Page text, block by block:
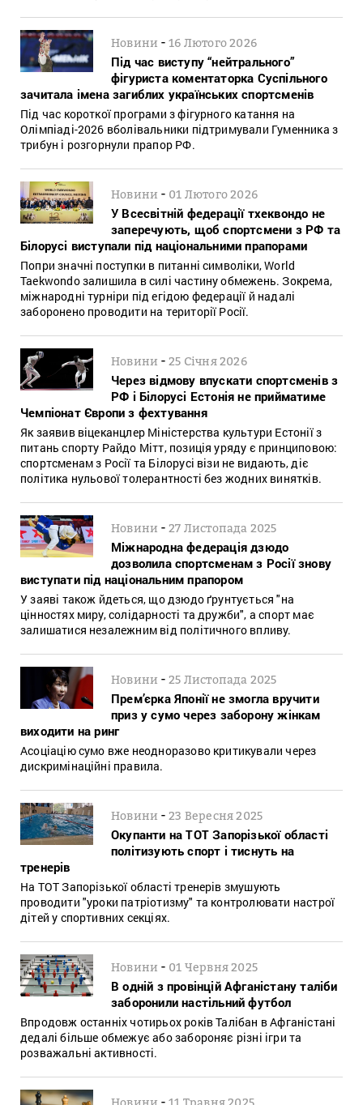
Новини -16 Лютого 2026
Під час виступу “нейтрального”
фігуриста коментаторка Суспільного
зачитала імена загиблих українських спортсменів
Під час короткої програми з фігурного катання на
Олімпіаді-2026 вболівальники підтримували Гуменника з
трибун і розгорнули прапор РФ.
Новини - 01 Лютого 2026
У Всесвітній федерації тхеквондо не
заперечують, щоб спортсмени з РФ та
Білорусі виступали під національними прапорами
Попри значні поступки в питанні символіки, World
Taekwondo залишила в силі частину обмежень. Зокрема,
міжнародні турніри під егідою федерації й надалі
заборонено проводити на території Росії.
Новини -25 Січня 2026
Через відмову впускати спортсменів з
РФ і Білорусі Естонія не прийматиме
Чемпіонат Європи з фехтування
Як заявив віцеканцлер Міністерства культури Естонії з
питань спорту Райдо Мітт, позиція уряду є принциповою:
спортсменам з Росії та Білорусі візи не видають, діє
політика нульової толерантності без жодних винятків.
Новини -27 Листопада 2025
Міжнародна федерація дзюдо
дозволила спортсменам з Росії знову
виступати під національним прапором
У заяві також йдеться, що дзюдо ґрунтується "на
цінностях миру, солідарності та дружби", а спорт має
залишатися незалежним від політичного впливу.
Новини -25 Листопада 2025
Прем’єрка Японії не змогла вручити
приз у сумо через заборону жінкам
виходити на ринг
Асоціацію сумо вже неодноразово критикували через
дискримінаційні правила.
Новини -23 Вересня 2025
Окупанти на ТОТ Запорізької області
політизують спорт і тиснуть на
тренерів
На ТОТ Запорізької області тренерів змушують
проводити "уроки патріотизму" та контролювати настрої
дітей у спортивних секціях.
Новини - 01 Червня 2025
В одній з провінцій Афганістану таліби
заборонили настільний футбол
Впродовж останніх чотирьох років Талібан в Афганістані
дедалі більше обмежує або забороняє різні ігри та
розважальні активності.
Новини -11 Травня 2025